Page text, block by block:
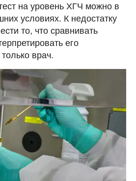
на уровень ХГЧ можно в
условиях. К недостатку
то, что сравнивать
его
врач.